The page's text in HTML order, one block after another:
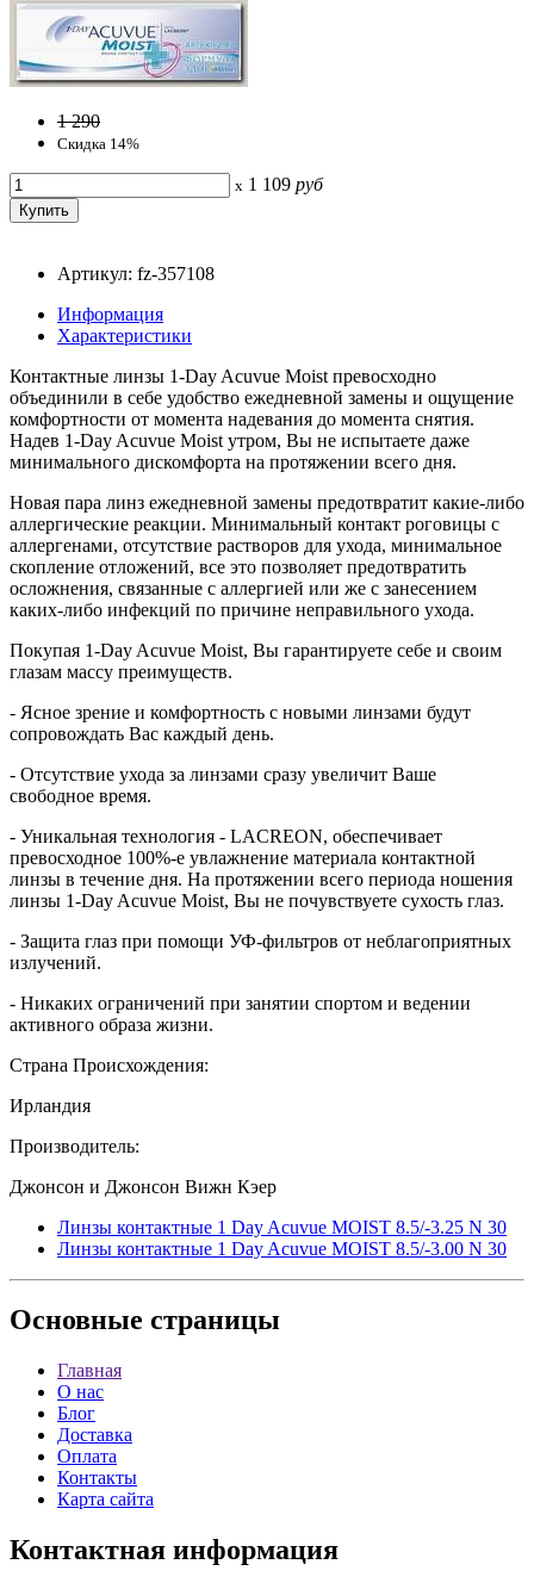
1 290
Скидка 14%
x 1 109 руб
Артикул: fz-357108
Информация
Характеристики
Контактные линзы 1-Day Acuvue Moist превосходно
объединили в себе удобство ежедневной замены и ощущение
комфортности от момента надевания до момента снятия.
Надев 1-Day Acuvue Moist утром, Вы не испытаете даже
минимального дискомфорта на протяжении всего дня.
Новая пара линз ежедневной замены предотвратит какие-либо
аллергические реакции. Минимальный контакт роговицы с
аллергенами, отсутствие растворов для ухода, минимальное
скопление отложений, все это позволяет предотвратить
осложнения, связанные с аллергией или же с занесением
каких-либо инфекций по причине неправильного ухода.
Покупая 1-Day Acuvue Moist, Вы гарантируете себе и своим
глазам массу преимуществ.
- Ясное зрение и комфортность с новыми линзами будут
сопровождать Вас каждый день.
- Отсутствие ухода за линзами сразу увеличит Ваше
свободное время.
- Уникальная технология - LACREON, обеспечивает
превосходное 100%-е увлажнение материала контактной
линзы в течение дня. На протяжении всего периода ношения
линзы 1-Day Acuvue Moist, Вы не почувствуете сухость глаз.
- Защита глаз при помощи УФ-фильтров от неблагоприятных
излучений.
- Никаких ограничений при занятии спортом и ведении
активного образа жизни.
Страна Происхождения:
Ирландия
Производитель:
Джонсон и Джонсон Вижн Кэер
Линзы контактные 1 Day Acuvue MOIST 8.5/-3.25 N 30
Линзы контактные 1 Day Acuvue MOIST 8.5/-3.00 N 30
Основные страницы
Главная
О нас
Блог
Доставка
Оплата
Контакты
Карта сайта
Контактная информация